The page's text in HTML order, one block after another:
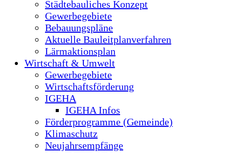
Städtebauliches Konzept
Gewerbegebiete
Bebauungspläne
Aktuelle Bauleitplanverfahren
Lärmaktionsplan
Wirtschaft & Umwelt
Gewerbegebiete
Wirtschaftsförderung
IGEHA
IGEHA Infos
Förderprogramme (Gemeinde)
Klimaschutz
Neujahrsempfänge